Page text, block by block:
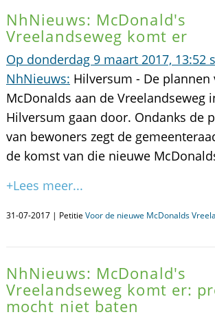
NhNieuws: McDonald's
Vreelandseweg komt er
Op donderdag 9 maart 2017, 13:52
NhNieuws: Hilversum - De plannen
McDonalds aan de Vreelandseweg
Hilversum gaan door. Ondanks de
van bewoners zegt de
de komst van die nieuwe
+Lees meer...
31-07-2017 | Petitie Voor de nieuwe McDonalds
NhNieuws: McDonald's
Vreelandseweg komt er:
mocht niet baten